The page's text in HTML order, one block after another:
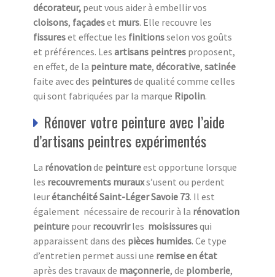
décorateur, peut vous aider à embellir vos
cloisons, façadeset murs. Elle recouvre les
fissureset effectue les finitionsselon vos goûts
et préférences. Les artisans peintres proposent,
en effet, de la peinture mate, décorative, satinée
faite avec des peinturesde qualité comme celles
qui sont fabriquées par la marque Ripolin.
Rénover votre peinture avec l’aide
d’artisans peintres expérimentés
La rénovationde peintureest opportune lorsque
les recouvrements murauxs’usent ou perdent
leurétanchéité Saint-Léger Savoie 73. Il est
également nécessaire de recourir à la rénovation
peinture pour recouvrirles moisissuresqui
apparaissent dans des pièces humides. Ce type
d’entretien permet aussi une remise en état
après des travaux de maçonnerie, de plomberie,